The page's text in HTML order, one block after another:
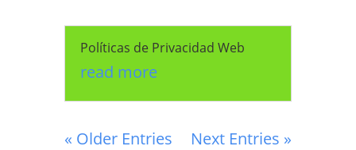
Políticas de Privacidad Web
read more
« Older Entries Next Entries »